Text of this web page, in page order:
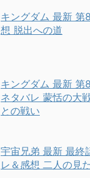
キングダム 最新 第
想 脱出への道
キングダム 最新 第
ネタバレ 蒙恬の大
との戦い
宇宙兄弟 最新 最終
レ＆感想 二人の見